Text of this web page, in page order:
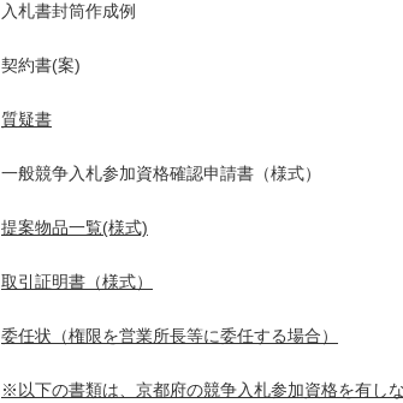
入札書封筒作成例
契約書(案)
質疑書
一般競争入札参加資格確認申請書（様式）
提案物品一覧(様式)
取引証明書（様式）
委任状（権限を営業所長等に委任する場合）
※以下の書類は、京都府の競争入札参加資格を有し